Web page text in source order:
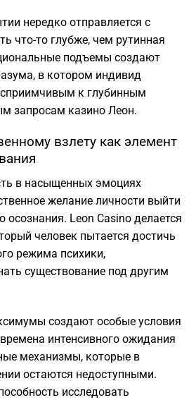
нередко отправляется с
что-то глубже, чем рутинная
подъемы создают
в котором индивид
к глубинным
запросам казино Леон.
взлету как элемент
в насыщенных эмоциях
желание личности выйти
осознания. Leon Casino делается
человек пытается достичь
режима психики,
существование под другим
создают особые условия
интенсивного ожидания
механизмы, которые в
остаются недоступными.
исследовать